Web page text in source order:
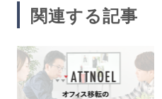
関連する記事